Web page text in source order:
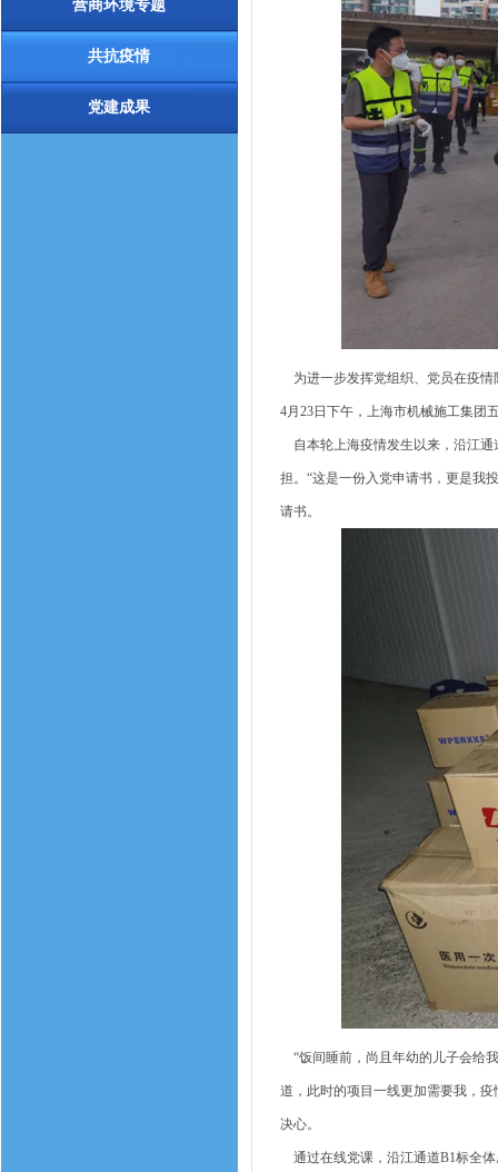
营商环境专题
共抗疫情
党建成果
为进一步发挥党组织、党员在疫情
4月23日下午，上海市机械施工集团
自本轮上海疫情发生以来，沿江通
担。“这是一份入党申请书，更是我
请书。
“饭间睡前，尚且年幼的儿子会给
道，此时的项目一线更加需要我，
决心。
通过在线党课，沿江通道B1标全体